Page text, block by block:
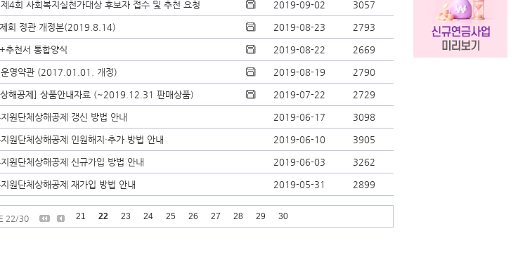
4회 사회복지실천가대상 후보자 접수 및 추천 요청 2019-09-02 3057
회 정관 개정본(2019.8.14) 2019-08-23 2793
추천서 통합양식 2019-08-22 2669
운영약관 (2017.01.01. 개정) 2019-08-19 2790
해공제] 상품안내자료 (~2019.12.31 판매상품) 2019-07-22 2729
원단체상해공제 갱신 방법 안내 2019-06-17 3098
원단체상해공제 인원해지·추가 방법 안내 2019-06-10 3905
원단체상해공제 신규가입 방법 안내 2019-06-03 3262
원단체상해공제 재가입 방법 안내 2019-05-31 2899
22/30 21 22 23 24 25 26 27 28 29 30